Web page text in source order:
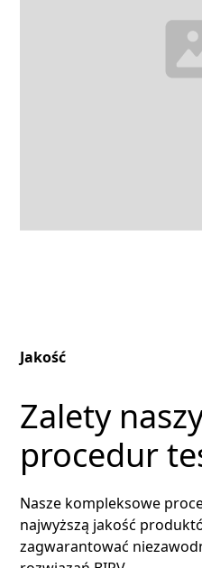
Jakość
Zalety
procedur
Nasze kompleksowe
najwyższą jakość
zagwarantować